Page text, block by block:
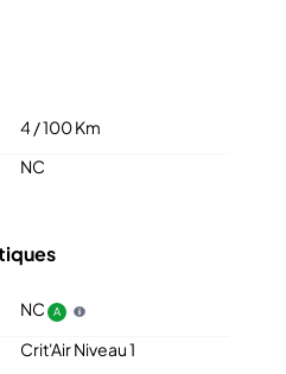
4 / 100 Km
NC
NC A
Crit'Air Niveau 1